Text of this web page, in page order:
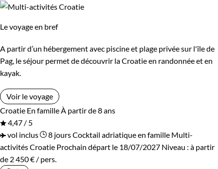
Le voyage en bref
A partir d’un hébergement avec piscine et plage privée sur l'île de
Pag, le séjour permet de découvrir la Croatie en randonnée et en
kayak.
Voir le voyage
Croatie En famille À partir de 8 ans
4,47 / 5
vol inclus
8 joursCocktail adriatique en famille Multi-
activités Croatie Prochain départ le 18/07/2027 Niveau : à partir
de 2 450 € / pers.